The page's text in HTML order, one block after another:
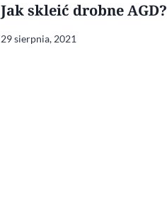
Jak skleić drobne AGD?
29 sierpnia, 2021